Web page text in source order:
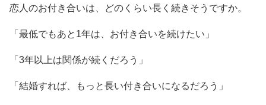
恋人のお付き合いは、どのくらい長く続きそうですか。
「最低でもあと1年は、お付き合いを続けたい」
「3年以上は関係が続くだろう」
「結婚すれば、もっと長い付き合いになるだろう」